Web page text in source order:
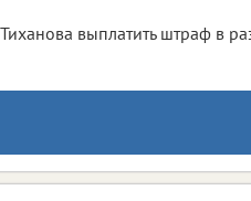
выплатить штраф в